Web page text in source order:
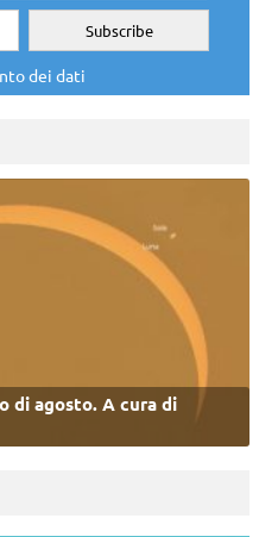
dei dati
di agosto. A cura di